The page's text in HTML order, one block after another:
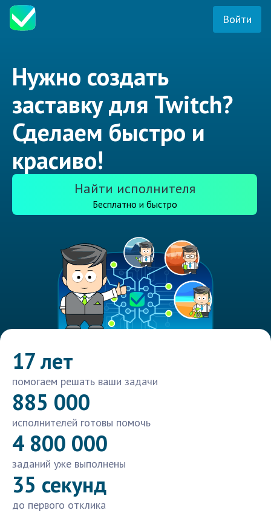
Войти
Нужно создать
заставку для Twitch?
Сделаем быстро и
красиво!
Найти исполнителя
Бесплатно и быстро
17 лет
помогаем решать ваши задачи
885 000
исполнителей готовы помочь
4 800 000
заданий уже выполнены
35 секунд
до первого отклика